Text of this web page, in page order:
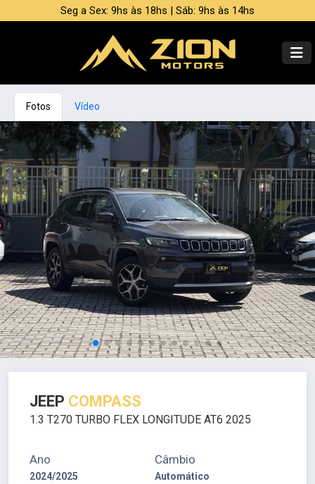
Seg a Sex: 9hs às 18hs | Sáb: 9hs às 14hs
Fotos Vídeo
JEEP COMPASS
1.3 T270 TURBO FLEX LONGITUDE AT6 2025
Ano
2024/2025
Câmbio
Automático